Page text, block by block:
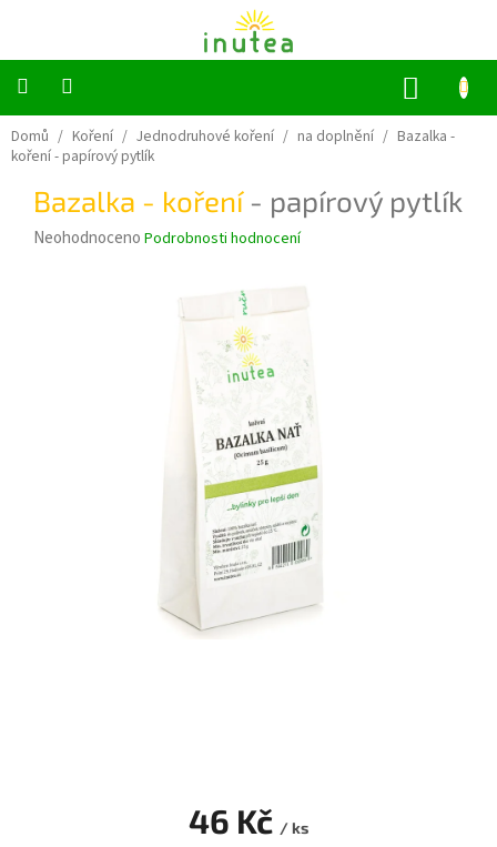
Bylinné
a
ovocné
Jednodruhové
Domů / Koření / Jednodruhové koření / na doplnění / Bazalka -
koření- papírový pytlík
Bazalka - koření - papírový pytlík
Průměrné
Neohodnoceno Podrobnosti hodnocení
46 Kč / ks